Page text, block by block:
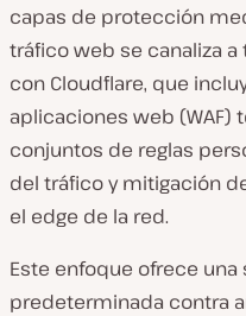
capas de protección
tráfico web se canaliza
con Cloudflare, que
aplicaciones web
conjuntos de reglas
del tráfico y mitigación
el edge de la red.
Este enfoque ofrece
predeterminada contra